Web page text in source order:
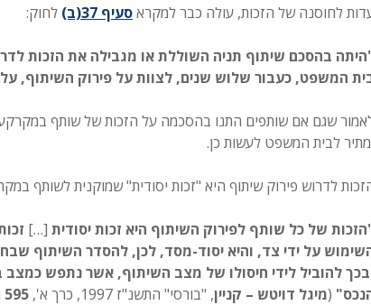
לחוסנה של הזכות, עולה כבר למקראסעיף 37(ב) לחוק:
בהסכם שיתוף תניה השוללת או מגבילה את הזכות
המשפט, כעבור שלוש שנים, לצוות על פירוק השיתוף,
שגם אם שותפים התנו בהסכמה על הזכות של שותף
לבית המשפט לעשות כן.
לדרוש פירוק שיתוף היא "זכות יסודית" שמוקנית לשותף
של כל שותף לפירוק השיתוף היא זכות יסודית […]
על ידי צד, והיא יסוד-מסד, לכן, להסדר השיתוף
להוביל לידי חיסולו של מצב השיתוף, אשר נתפש כמצב
(מיגל דויטש – קניין, "בורסי" התשנ"ז 1997, כרך א', 595